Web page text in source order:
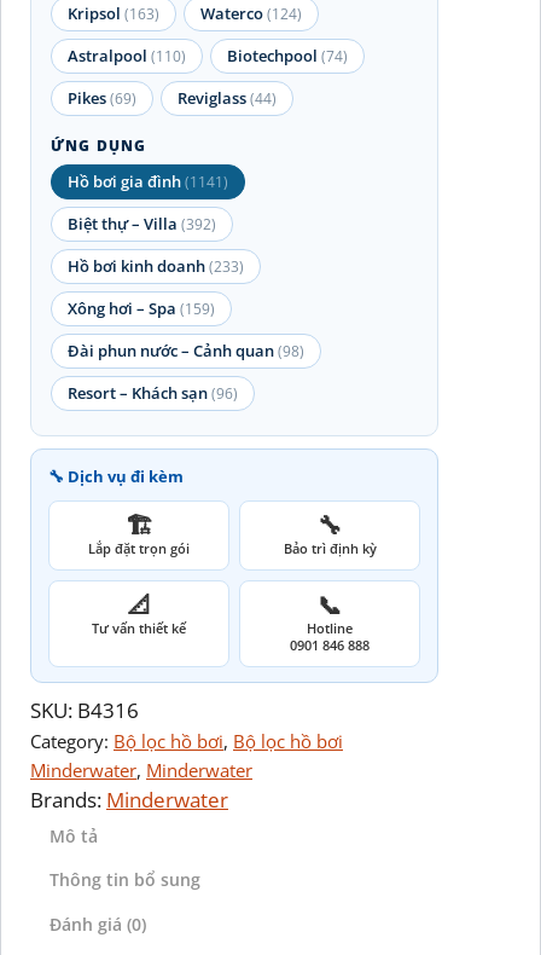
Kripsol (163) Waterco(124)
Astralpool (110) Biotechpool (74)
Pikes(69) Reviglass(44)
ỨNG DỤNG
Hồ bơi gia đình(1141)
Biệt thự – Villa (392)
Hồ bơi kinh doanh(233)
Xông hơi – Spa (159)
Đài phun nước – Cảnh quan(98)
Resort – Khách sạn(96)
🔧 Dịch vụ đi kèm
🏗️
Lắp đặt trọn gói
🔧
Bảo trì định kỳ
📐
Tư vấn thiết kế
📞
Hotline
0901 846 888
SKU: B4316
Category: Bộ lọc hồ bơi, Bộ lọc hồ bơi
Minderwater, Minderwater
Brands: Minderwater
Mô tả
Thông tin bổ sung
Đánh giá (0)